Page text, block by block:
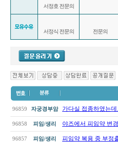
서정호 전문의
서정식 전문의 전문의
96859 자궁경부암 가다실 접종하였는
96858 피임/생리 야즈에서 피임약 변
96857 피임/생리 피임약 복용 중 부정